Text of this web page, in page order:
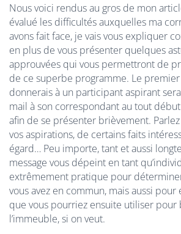
Nous voici rendus au gros de mon
évalué les difficultés auxquelles ma
avons fait face, je vais vous expliquer
en plus de vous présenter quelques
approuvées qui vous permettront de
de ce superbe programme. Le
donnerais à un participant aspirant
mail à son correspondant au tout
afin de se présenter brièvement.
vos aspirations, de certains faits
égard… Peu importe, tant et aussi
message vous dépeint en tant
extrêmement pratique pour
vous avez en commun, mais aussi
que vous pourriez ensuite utiliser pour
l’immeuble, si on veut.